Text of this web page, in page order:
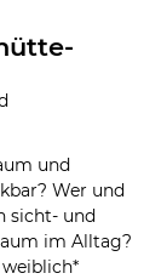
und
Wer und
sicht- und
im Alltag?